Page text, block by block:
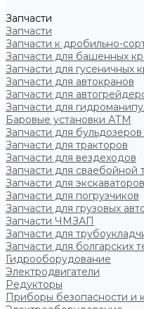
Запчасти
Запчасти
Запчасти к дробильно-
Запчасти для башенных
Запчасти для гусеничных
Запчасти для автокранов
Запчасти для
Запчасти для
Баровые установки АТМ
Запчасти для
Запчасти для тракторов
Запчасти для вездеходов
Запчасти для сваебойной
Запчасти для экскаваторов
Запчасти для погрузчиков
Запчасти для грузовых
Запчасти ЧМЗАП
Запчасти для
Запчасти для болгарских
Гидрооборудование
Электродвигатели
Редукторы
Приборы безопасности и